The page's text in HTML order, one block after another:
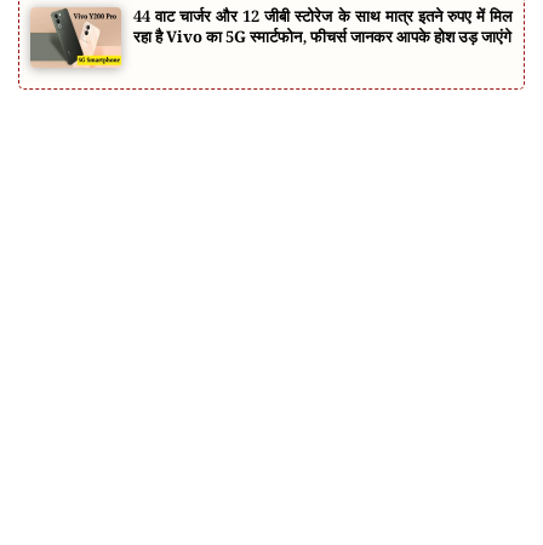
44 वाट चार्जर और 12 जीबी स्टोरेज के साथ मात्र इतने रुपए में मिल
रहा है Vivo का 5G स्मार्टफोन, फीचर्स जानकर आपके होश उड़ जाएंगे